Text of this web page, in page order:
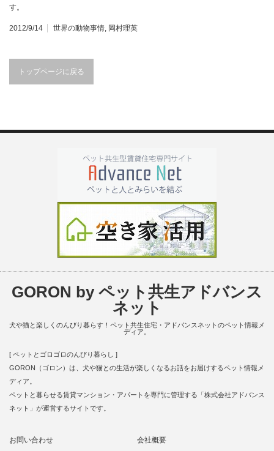
す。
2012/9/14 世界の動物事情 岡村理英
トップページに戻る
GORON by ペット共生アドバンス
ネット
犬や猫と楽しくのんびり暮らす！ペット共生住宅・アドバンスネットのペット情報メ
ディア。
[ ペットとゴロゴロのんびり暮らし ]
GORON（ゴロン）は、犬や猫との生活が楽しくなるお話をお届けするペット情報メ
ディア。
ペットと暮らせる賃貸マンション・アパートを専門に管理する「株式会社アドバンス
ネット」が運営するサイトです。
お問い合わせ 会社概要